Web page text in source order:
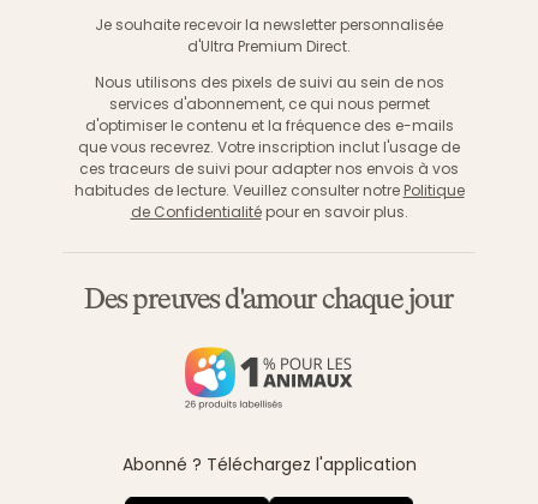
Je souhaite recevoir la newsletter personnalisée
d'Ultra Premium Direct.
Nous utilisons des pixels de suivi au sein de nos
services d'abonnement, ce qui nous permet
d'optimiser le contenu et la fréquence des e-mails
que vous recevrez. Votre inscription inclut l'usage de
ces traceurs de suivi pour adapter nos envois à vos
habitudes de lecture. Veuillez consulter notre Politique
de Confidentialitépour en savoir plus.
Des preuves d'amour chaque jour
Abonné ? Téléchargez l'application